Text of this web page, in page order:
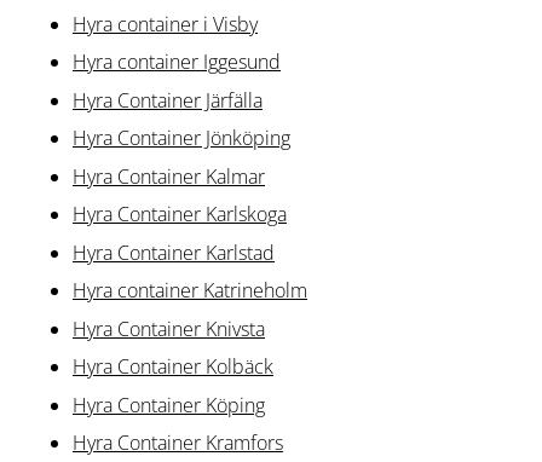
Hyra container i Visby
Hyra container Iggesund
Hyra Container Järfälla
Hyra Container Jönköping
Hyra Container Kalmar
Hyra Container Karlskoga
Hyra Container Karlstad
Hyra container Katrineholm
Hyra Container Knivsta
Hyra Container Kolbäck
Hyra Container Köping
Hyra Container Kramfors